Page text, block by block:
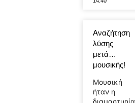
Αναζήτηση
λύσης
μετά…
μουσικής!
Μουσική
ήταν η
διαμαρτυρία